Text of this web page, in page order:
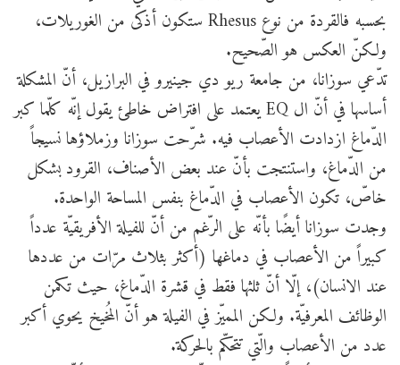
بحسبه فالقردة من نوع Rhesus ستكون أذكى من الغوريلات،
ولكنّ العكس هو الصّحيح.
تدّعي سوزانا، من جامعة ريو دي جينيرو في البرازيل، أنّ المشكلة
أساسها في أنّ ال EQ يعتمد على افتراض خاطئ يقول إنّه كلّما كبر
الدّماغ ازدادت الأعصاب فيه. شرّحت سوزانا وزملاؤها نسيجاً
من الدّماغ، واستنتجت بأنّ عند بعض الأصناف، القرود بشكل
خاصّ، تكون الأعصاب في الدّماغ بنفس المساحة الواحدة.
وجدت سوزانا أيضًا بأنّه على الرّغم من أنّ للفيلة الأفريقيّة عدداً
كبيراً من الأعصاب في دماغها (أكثر بثلاث مرّات من عددها
عند الانسان)، إلّا أنّ ثلثها فقط في قشرة الدّماغ، حيث تكمن
الوظائف المعرفيّة. ولكن المميّز في الفيلة هو أنّ المُخيخ يحوي أكبر
عدد من الأعصاب والّتي تتحكّم بالحركة.